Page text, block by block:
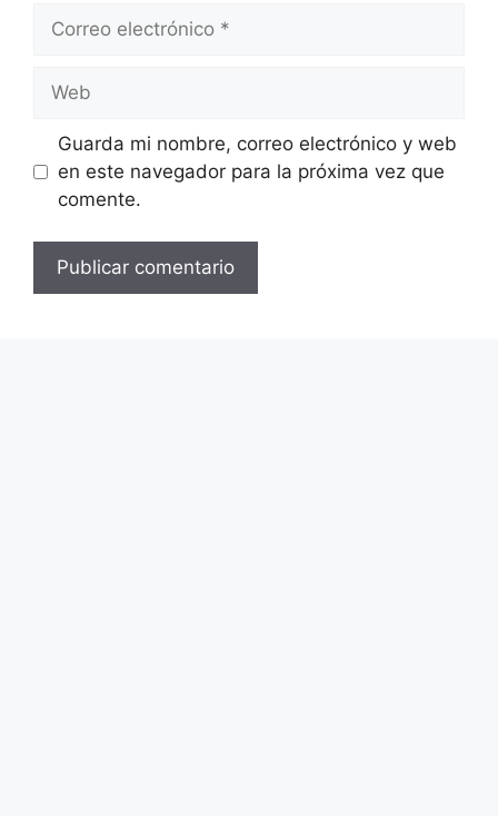
electrónico
Guarda mi nombre, correo electrónico y web
en este navegador para la próxima vez que
comente.